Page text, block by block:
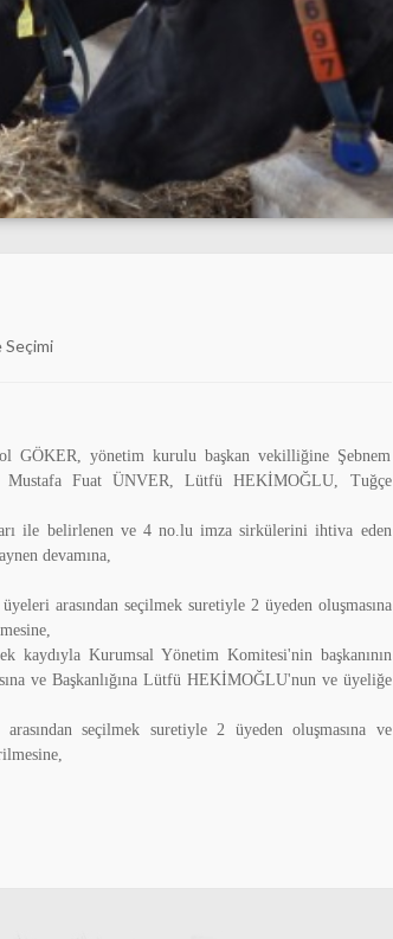
GÖKER, yönetim kurulu başkan vekilliğine Şebnem
Fuat ÜNVER, Lütfü HEKİMOĞLU, Tuğçe
ile belirlenen ve 4 no.lu imza sirkülerini ihtiva eden
devamına,
arasından seçilmek suretiyle 2 üyeden oluşmasına
Kurumsal Yönetim Komitesi'nin başkanının
ve Başkanlığına Lütfü HEKİMOĞLU'nun ve üyeliğe
seçilmek suretiyle 2 üyeden oluşmasına ve